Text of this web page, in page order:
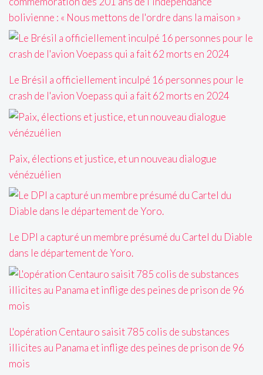
bolivienne : « Nous mettons de l'ordre dans la maison »
Le Brésil a officiellement inculpé 16 personnes pour le
crash de l'avion Voepass qui a fait 62 morts en 2024
Paix, élections et justice, et un nouveau dialogue
vénézuélien
Le DPI a capturé un membre présumé du Cartel du Diable
dans le département de Yoro.
L'opération Centauro saisit 785 colis de substances
illicites au Panama et inflige des peines de prison de 96
mois